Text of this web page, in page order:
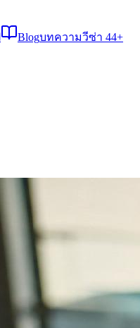
Blogบทความวีซ่า 44+